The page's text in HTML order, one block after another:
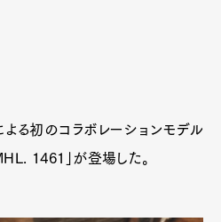
よる初のコラボレーションモデル
1461」が登場した。